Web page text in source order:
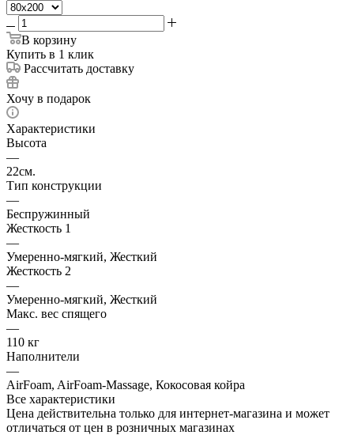
В корзину
Купить в 1 клик
Рассчитать доставку
Хочу в подарок
Характеристики
Высота
—
22см.
Тип конструкции
—
Беспружинный
Жесткость 1
—
Умеренно-мягкий, Жесткий
Жесткость 2
—
Умеренно-мягкий, Жесткий
Макс. вес спящего
—
110 кг
Наполнители
—
AirFoam, AirFoam-Massage, Кокосовая койра
Все характеристики
Цена действительна только для интернет-магазина и может
отличаться от цен в розничных магазинах